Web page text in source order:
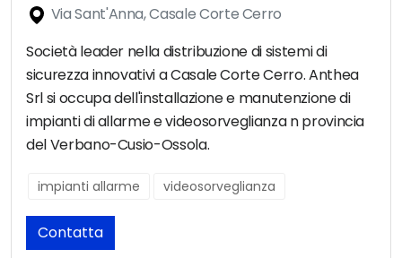
Via Sant'Anna, Casale Corte Cerro
Società leader nella distribuzione di sistemi di
sicurezza innovativi a Casale Corte Cerro. Anthea
Srl si occupa dell'installazione e manutenzione di
impianti di allarme e videosorveglianza n provincia
del Verbano-Cusio-Ossola.
impianti allarme videosorveglianza
Contatta